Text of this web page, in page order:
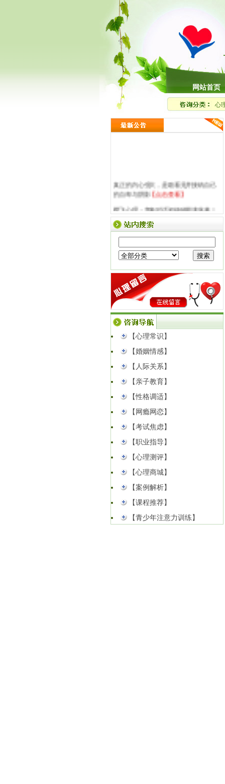
网站首页
心
真正的内心强大，是敢看见并接纳自己
的自卑与阴影【点击查看】
樱飞心理・意象对话初级班圆满落幕｜
走进意象世界，读懂内在自我【点击查
看】
方寸造景，安放心绪｜樱飞心理「爱作
坊」植物微景观疗愈沙龙招募【点击查
看】
公告｜临沂樱飞心理咨询中心成功获批
中国心理学会心理咨询师培训官方备案
资质...【点击查看】
以心解婚姻矛盾｜高新区妇联公益心理
课堂圆满开讲！【点击查看】
同事背后说你坏话？3种高情商回应，戒
掉职场内耗【点击查看】
【心理常识】
【婚姻情感】
【人际关系】
【亲子教育】
【性格调适】
【网瘾网恋】
【考试焦虑】
【职业指导】
【心理测评】
【心理商城】
【案例解析】
【课程推荐】
【青少年注意力训练】